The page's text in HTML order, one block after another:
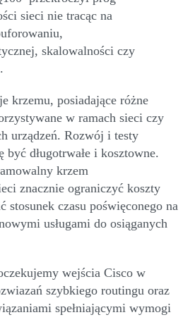
sieci nie tracąc na
, skalowalności czy
ekrzemu , posiadające różne
w ramach sieci czy
urządzeń. Rozwój i testy
długotrwałe i kosztowne.
krzem
znacznie ograniczyć koszty
stosunek czasu poświęconego na
mi usługami do osiąganych
wejścia Cisco w
szybkiego routingu oraz
spełniającymi wymogi